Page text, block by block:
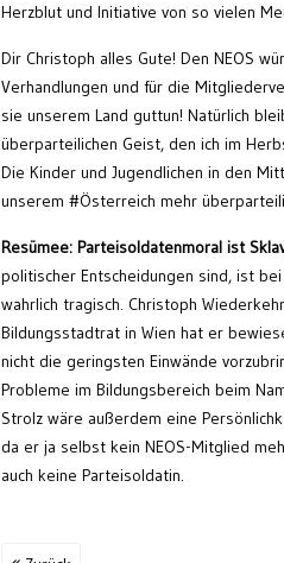
Herzblut und Initiative von so vielen
Dir Christoph alles Gute! Den NEOS
Verhandlungen und für die
sie unserem Land guttun! Natürlich
überparteilichen Geist, den ich im
Die Kinder und Jugendlichen in den
unserem #Österreich mehr
Resümee: Parteisoldatenmoral ist
politischer Entscheidungen sind, ist
wahrlich tragisch. Christoph
Bildungsstadtrat in Wien hat er
nicht die geringsten Einwände
Probleme im Bildungsbereich beim
Strolz wäre außerdem eine
da er ja selbst kein NEOS-Mitglied
auch keine Parteisoldatin.